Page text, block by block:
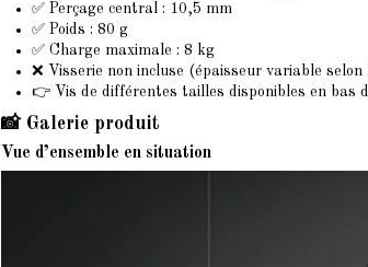
✅ Perçage central : 10,5 mm
✅ Poids : 80 g
✅ Charge maximale : 8 kg
❌ Visserie non incluse (épaisseur variable selon
👉 Vis de différentes tailles disponibles en bas
📸 Galerie produit
Vue d’ensemble en situation